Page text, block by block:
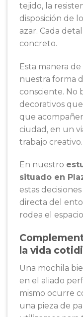
tejido, la
disposición de
azar. Cada
concreto.
Esta manera
nuestra forma
consciente. No
decorativos
que
ciudad, en un
trabajo creativo.
En nuestro
situado en
estas
directa del
rodea el
la vida
Una mochila
en el aliado
mismo ocurre
una pieza de